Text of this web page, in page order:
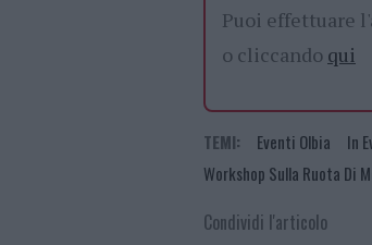
Puoi effettuare
o cliccando qui
TEMI: Eventi Olbia
In
Workshop Sulla Ruota Di
Condividi l'articolo